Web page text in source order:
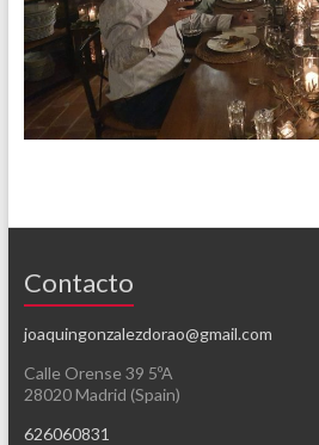
Contacto
joaquingonzalezdorao@gmail.com
Calle Orense 39 5ºA
28020 Madrid (Spain)
626060831